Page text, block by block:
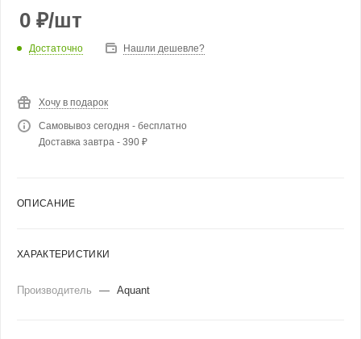
0 ₽/шт
Достаточно Нашли дешевле?
Хочу в подарок
Самовывоз сегодня - бесплатно
Доставка завтра - 390 ₽
ОПИСАНИЕ
ХАРАКТЕРИСТИКИ
Производитель — Aquant